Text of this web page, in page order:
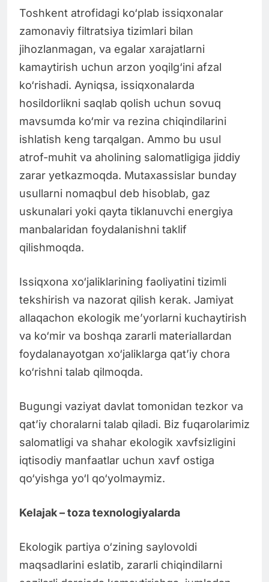
Toshkent atrofidagi ko‘plab issiqxonalar
zamonaviy filtratsiya tizimlari bilan
jihozlanmagan, va egalar xarajatlarni
kamaytirish uchun arzon yoqilg‘ini afzal
ko‘rishadi. Ayniqsa, issiqxonalarda
hosildorlikni saqlab qolish uchun sovuq
mavsumda ko‘mir va rezina chiqindilarini
ishlatish keng tarqalgan. Ammo bu usul
atrof-muhit va aholining salomatligiga jiddiy
zarar yetkazmoqda. Mutaxassislar bunday
usullarni nomaqbul deb hisoblab, gaz
uskunalari yoki qayta tiklanuvchi energiya
manbalaridan foydalanishni taklif
qilishmoqda.
Issiqxona xo‘jaliklarining faoliyatini tizimli
tekshirish va nazorat qilish kerak. Jamiyat
allaqachon ekologik me’yorlarni kuchaytirish
va ko‘mir va boshqa zararli materiallardan
foydalanayotgan xo‘jaliklarga qat’iy chora
ko‘rishni talab qilmoqda.
Bugungi vaziyat davlat tomonidan tezkor va
qat’iy choralarni talab qiladi. Biz fuqarolarimiz
salomatligi va shahar ekologik xavfsizligini
iqtisodiy manfaatlar uchun xavf ostiga
qo‘yishga yo‘l qo‘yolmaymiz.
Kelajak – toza texnologiyalarda
Ekologik partiya o‘zining saylovoldi
maqsadlarini eslatib, zararli chiqindilarni